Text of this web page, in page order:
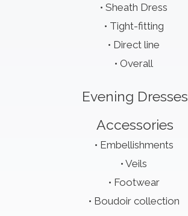
Sheath Dress
Tight-fitting
Direct line
Overall
Evening Dresses
Accessories
Embellishments
Veils
Footwear
Boudoir collection